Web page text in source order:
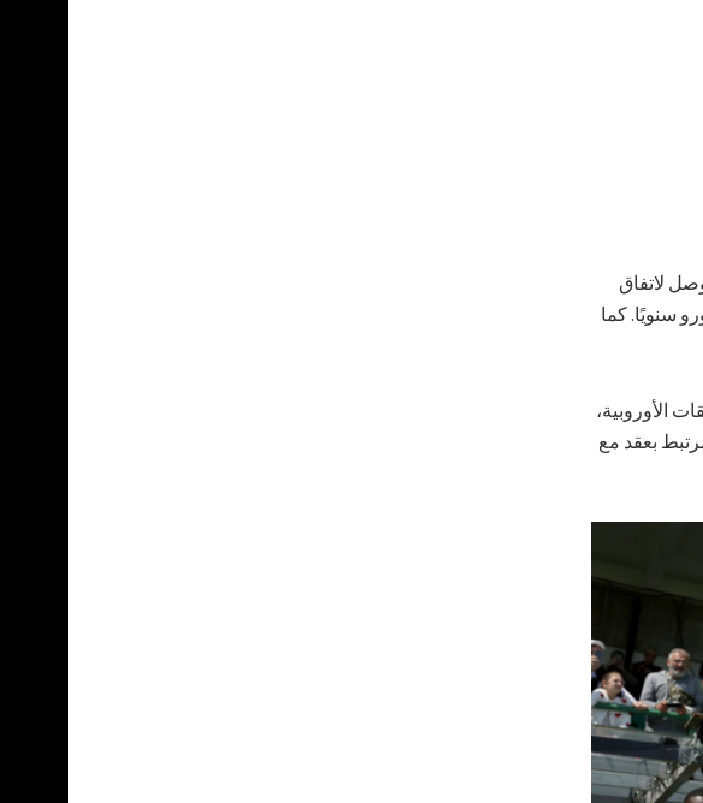
لاتفاق
25 مليون يورو، و عقد للاعب بقيمة 4 ملايين يورو سنويًا. كما
الأوروبية،
بعقد مع